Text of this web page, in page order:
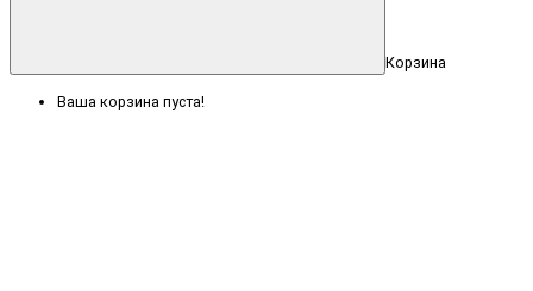
Корзина
Ваша корзина пуста!